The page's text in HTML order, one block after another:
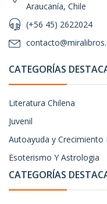
Araucanía, Chile
(+56 45) 2622024
CATEGORÍAS
Literatura Chilena
Juvenil
Autoayuda y Crecimiento
Esoterismo Y Astrologia
CATEGORÍAS